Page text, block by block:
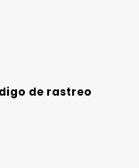
toda la